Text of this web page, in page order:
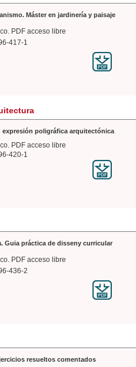
Máster en jardinería y paisaje
PDF acceso libre
417-1
expresión poligráfica arquitectónica
PDF acceso libre
420-1
Guia práctica de disseny curricular
PDF acceso libre
436-2
resueltos comentados